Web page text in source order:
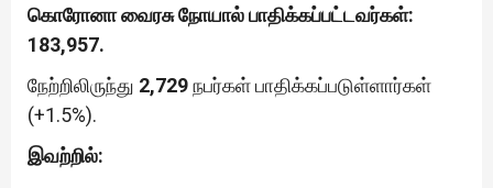
கொரோனா வைரசு நோயால் பாதிக்கப்பட்டவர்கள்:
183,957.
நேற்றிலிருந்து 2,729நபர்கள் பாதிக்கப்படுள்ளார்கள்
(+1.5%).
இவற்றில்: